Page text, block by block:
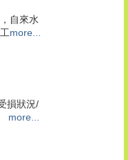
自來水
more...
損狀況/
more...